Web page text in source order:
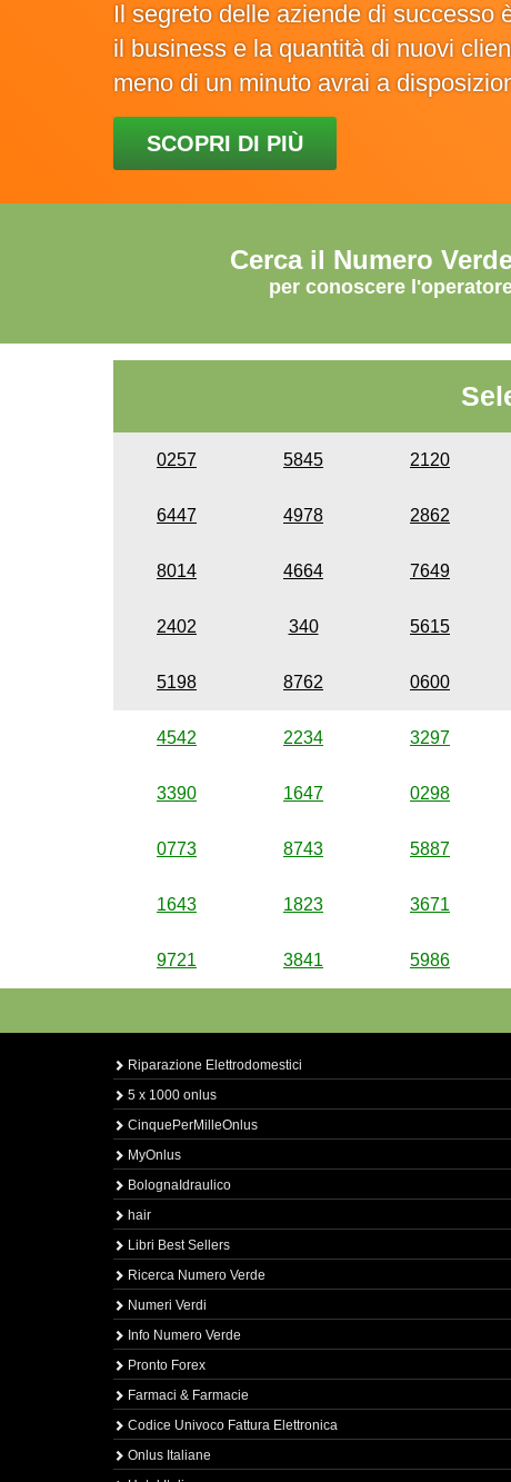
Il segreto delle aziende di successo
il business e la quantità di nuovi
meno di un minuto avrai a
SCOPRI DI PIÙ
Cerca il Numero
per conoscere
0257 5845 2120
6447 4978 2862
8014 4664 7649
2402 340 5615
5198 8762 0600
4542 2234 3297
3390 1647 0298
0773 8743 5887
1643 1823 3671
9721 3841 5986
Riparazione Elettrodomestici
5 x 1000 onlus
CinquePerMilleOnlus
MyOnlus
BolognaIdraulico
hair
Libri Best Sellers
Ricerca Numero Verde
Numeri Verdi
Info Numero Verde
Pronto Forex
Farmaci & Farmacie
Codice Univoco Fattura Elettronica
Onlus Italiane